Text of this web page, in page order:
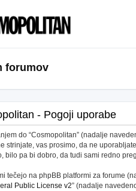
forumov
- Pogoji uporabe
do “Cosmopolitan” (nadalje
strinjate, vas prosimo, da ne
bilo pa bi dobro, da tudi sami redno
tečejo na phpBB platformi za forume
Public License v2” (nadalje